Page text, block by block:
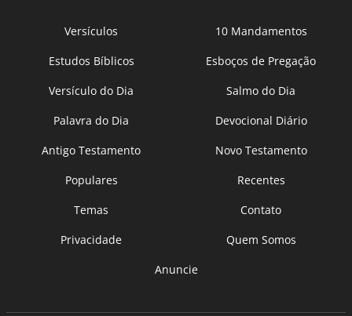
Versículos
10 Mandamentos
Estudos Bíblicos
Esboços de Pregação
Versículo do Dia
Salmo do Dia
Palavra do Dia
Devocional Diário
Antigo Testamento
Novo Testamento
Populares
Recentes
Temas
Contato
Privacidade
Quem Somos
Anuncie